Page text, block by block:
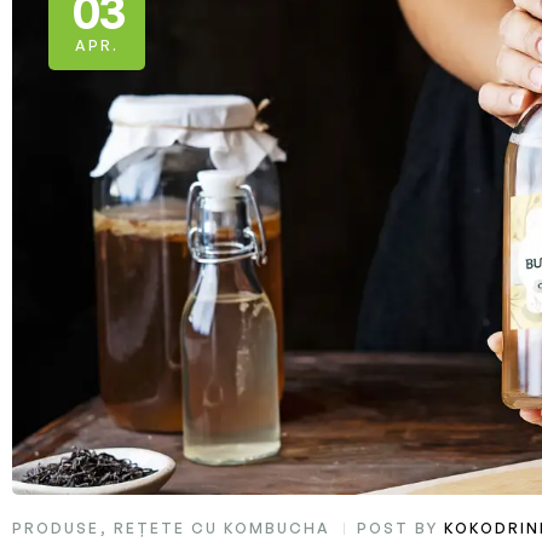
APR.
PRODUSE , REȚETE CU KOMBUCHA POST BY